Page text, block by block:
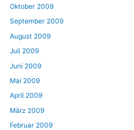
Oktober 2009
September 2009
August 2009
Juli 2009
Juni 2009
Mai 2009
April 2009
März 2009
Februar 2009